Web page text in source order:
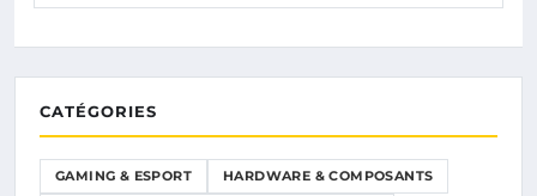
CATÉGORIES
GAMING & ESPORT HARDWARE & COMPOSANTS